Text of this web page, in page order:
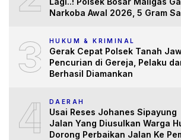
Narkoba Awal 2026, 5 Gram
3 HUKUM & KRIMINAL
Gerak Cepat Polsek Tanah
Pencurian di Gereja, Pelaku
Berhasil Diamankan
4 DAERAH
Usai Reses Johanes
Jalan Yang Diusulkan Warga
Dorong Perbaikan Jalan Ke